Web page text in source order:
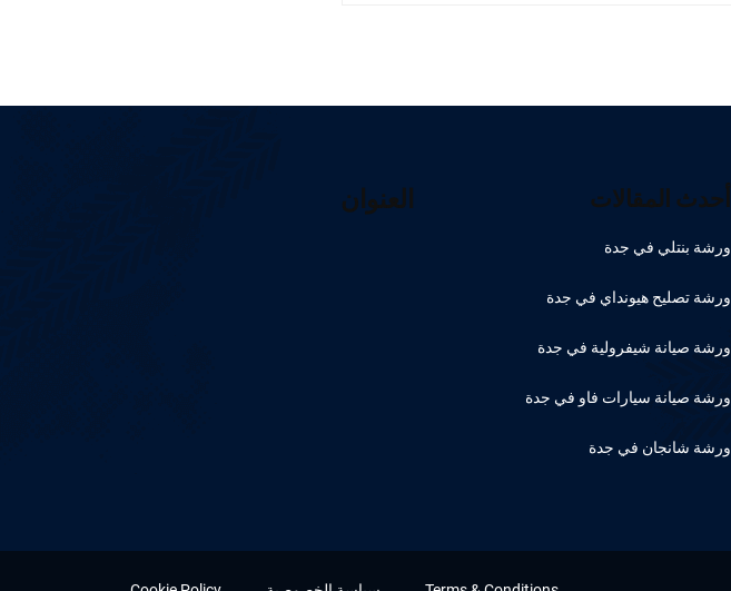
أحدث المقالات
ورشة بنتلي في جدة
ورشة تصليح هيونداي في جدة
ورشة صيانة شيفرولية في جدة
ورشة صيانة سيارات فاو في جدة
ورشة شانجان في جدة
العنوان